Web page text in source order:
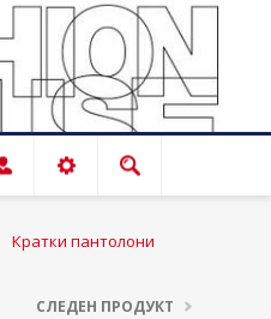
Кратки пантолони
СЛЕДЕН ПРОДУКТ